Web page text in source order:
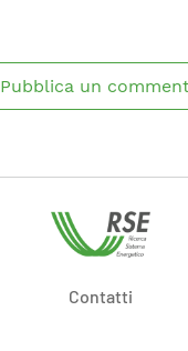
Pubblica un
Contatti